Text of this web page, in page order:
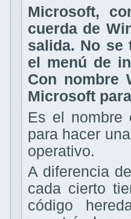
Microsoft,
cuerda de
salida. No se
el menú de
Con nombre
Microsoft
Es el nombre
para hacer
operativo.
A diferencia
cada cierto
código